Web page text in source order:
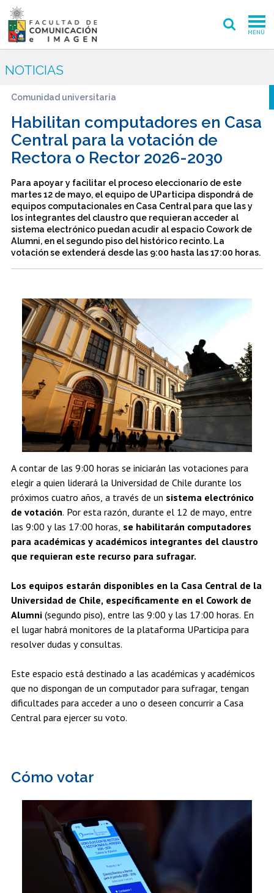
MENÚ
POSTGRADO
INVESTIGACIÓN CREACIÓN
INTERNACIONAL
ADMISIÓN
PERIODISMO CINE Y TV
NOTICIAS
Comunidad universitaria
Habilitan computadores en Casa
Central para la votación de
Rectora o Rector 2026-2030
Para apoyar y facilitar el proceso eleccionario de este
martes 12 de mayo, el equipo de UParticipa dispondrá de
equipos computacionales en Casa Central para que las y
los integrantes del claustro que requieran acceder al
sistema electrónico puedan acudir al espacio Cowork de
Alumni, en el segundo piso del histórico recinto. La
votación se extenderá desde las 9:00 hasta las 17:00 horas.
A contar de las 9:00 horas se iniciarán las votaciones para
elegir a quien liderará la Universidad de Chile durante los
próximos cuatro años, a través de un sistema electrónico
de votación. Por esta razón, durante el 12 de mayo, entre
las 9:00 y las 17:00 horas, se habilitarán computadores
para académicas y académicos integrantes del claustro
que requieran este recurso para sufragar.
Los equipos estarán disponibles en la Casa Central de la
Universidad de Chile, específicamente en el Cowork de
Alumni(segundo piso), entre las 9:00 y las 17:00 horas. En
el lugar habrá monitores de la plataforma UParticipa para
resolver dudas y consultas.
Este espacio está destinado a las académicas y académicos
que no dispongan de un computador para sufragar, tengan
dificultades para acceder a uno o deseen concurrir a Casa
Central para ejercer su voto.
Cómo votar